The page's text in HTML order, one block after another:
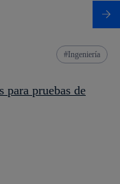
Ingeniería
para pruebas de